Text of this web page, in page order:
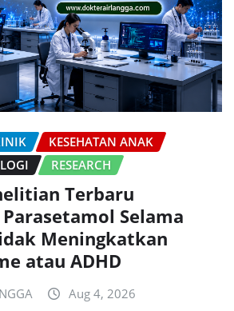
KESEHATAN ANAK
RESEARCH
Terbaru
Selama
Meningkatkan
atau ADHD
Aug 4, 2026